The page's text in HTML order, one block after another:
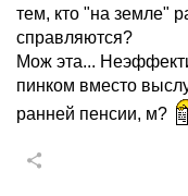
тем, кто "на земле"
справляются?
Мож эта...
пинком вместо
ранней пенсии, м?